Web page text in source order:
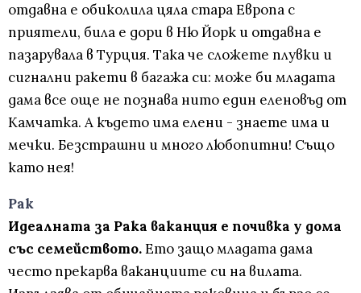
отдавна е обиколила цяла стара Европа с
приятели, била е дори в Ню Йорк и отдавна е
пазарувала в Турция. Така че сложете плувки и
сигнални ракети в багажа си: може би младата
дама все още не познава нито един еленовъд от
Камчатка. А където има елени - знаете има и
мечки. Безстрашни и много любопитни! Също
като нея!
Рак
Идеалната за Рака ваканция е почивка у дома
със семейството.Ето защо младата дама
често прекарва ваканциите си на вилата.